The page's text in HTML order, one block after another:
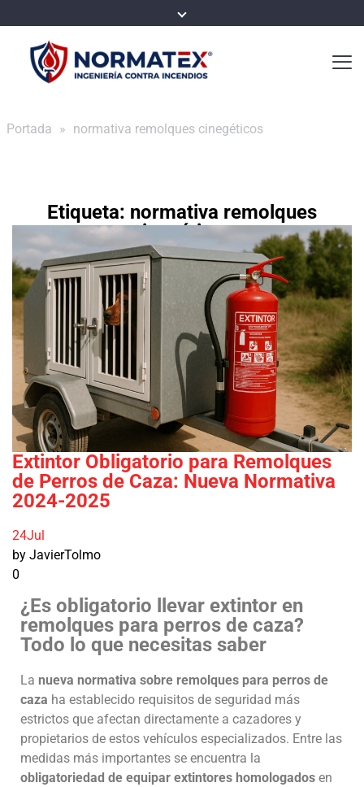
Portada » normativa remolques cinegéticos
Etiqueta: normativa remolques
cinegéticos
Extintor Obligatorio para Remolques
de Perros de Caza: Nueva Normativa
2024-2025
24Jul
by JavierTolmo
0
¿Es obligatorio llevar extintor en
remolques para perros de caza?
Todo lo que necesitas saber
La nueva normativa sobre remolques para perros de
caza ha establecido requisitos de seguridad más
estrictos que afectan directamente a cazadores y
propietarios de estos vehículos especializados. Entre las
medidas más importantes se encuentra la
obligatoriedad de equipar extintores homologados en